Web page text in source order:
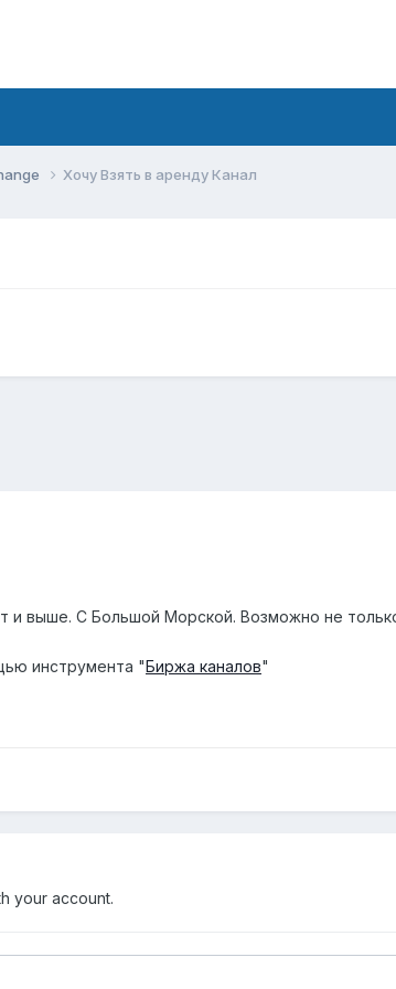
Хочу Взять в аренду Канал
и выше. С Большой Морской. Возможно не
инструмента "Биржа каналов"
your account.